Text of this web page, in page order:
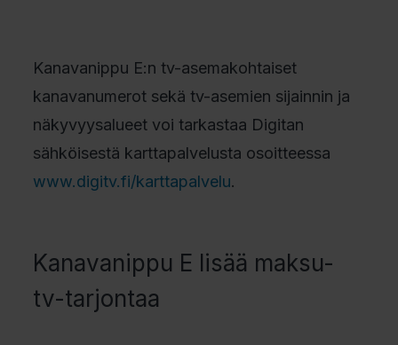
Kanavanippu E:n tv-asemakohtaiset
kanavanumerot sekä tv-asemien sijainnin ja
näkyvyysalueet voi tarkastaa Digitan
sähköisestä karttapalvelusta osoitteessa
www.digitv.fi/karttapalvelu.
Kanavanippu E lisää maksu-
tv-tarjontaa